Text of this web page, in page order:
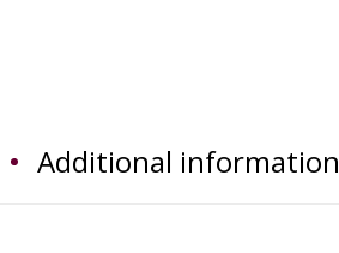
Additional information